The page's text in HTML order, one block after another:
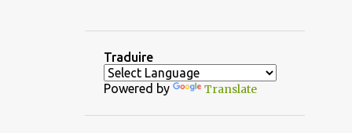
Traduire
Powered by Translate